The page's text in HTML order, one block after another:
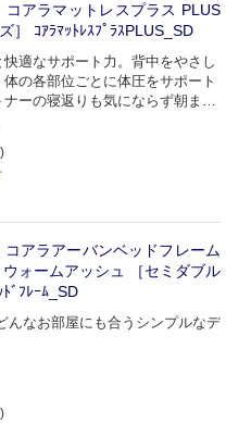
コアラマットレスプラス PLUS
］ ｺｱﾗﾏｯﾄﾚｽﾌﾟﾗｽPLUS_SD
適なサポート力。背中をやさし
の各部位ごとに体圧をサポート
ーの寝返りも気にならず朝まで
コアラアーバンベッドフレーム
ォームアッシュ ［セミダブル
ﾞﾌﾚｰﾑ_SD
んなお部屋にも合うシンプルなデ